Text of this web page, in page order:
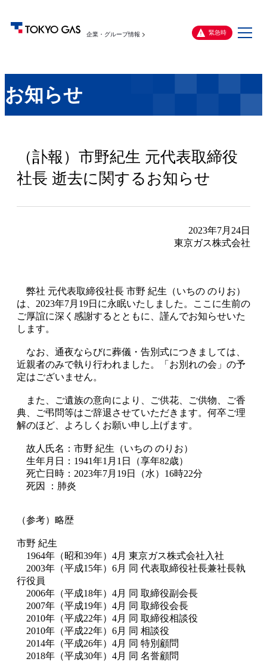
企業・グループ情報 緊急時
メ
お知らせ
（訃報）市野紀生 元代表取締役
社長 逝去に関するお知らせ
2023年7月24日
東京ガス株式会社
弊社 元代表取締役社長 市野 紀生（いちの のりお）
は、2023年7月19日に永眠いたしました。ここに生前の
ご厚誼に深く感謝するとともに、謹んでお知らせいた
します。
なお、通夜ならびに葬儀・告別式につきましては、
近親者のみで執り行われました。「お別れの会」の予
定はございません。
また、ご遺族の意向により、ご供花、ご供物、ご香
典、ご弔問等はご辞退させていただきます。何卒ご理
解のほど、よろしくお願い申し上げます。
故人氏名：市野 紀生（いちの のりお）
生年月日：1941年1月1日（享年82歳）
死亡日時：2023年7月19日（水）16時22分
死因 ：肺炎
（参考）略歴
市野 紀生
1964年（昭和39年）4月 東京ガス株式会社入社
2003年（平成15年）6月 同 代表取締役社長兼社長執
行役員
2006年（平成18年）4月 同 取締役副会長
2007年（平成19年）4月 同 取締役会長
2010年（平成22年）4月 同 取締役相談役
2010年（平成22年）6月 同 相談役
2014年（平成26年）4月 同 特別顧問
2018年（平成30年）4月 同 名誉顧問